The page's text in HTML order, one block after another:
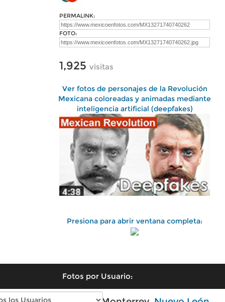
PERMALINK:
FOTO:
1,925 visitas
Ver fotos de personajes de la Revolución
Mexicana coloreadas y animadas mediante
inteligencia artificial (deepfakes)
Presiona para abrir ventana completa:
Fotos por Usuario: